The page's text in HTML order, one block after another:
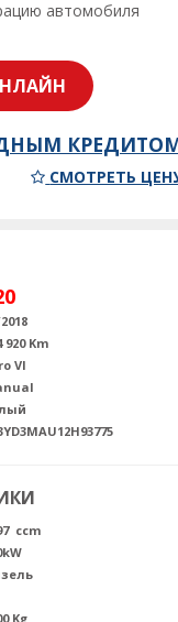
автомобиля
СМОТРЕТЬ
920 Km
VI
ccm
Kg